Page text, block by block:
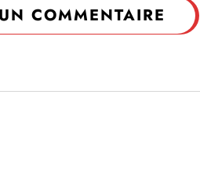
COMMENTAIRE